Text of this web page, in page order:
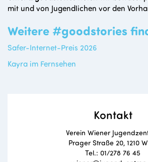
mit und von Jugendlichen vor den
Weitere #goodstories
Safer-Internet-Preis 2026
Kayra im Fernsehen
Kontakt
Verein Wiener
Prager Straße 20, 1210
Tel.: 01/278 76 45